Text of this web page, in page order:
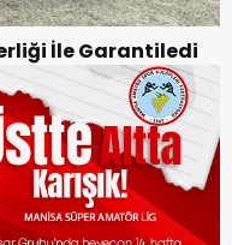
İle Garantiledi